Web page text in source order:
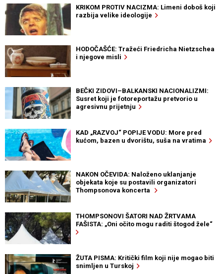
KRIKOM PROTIV NACIZMA: Limeni doboš koji
razbija velike ideologije
HODOČAŠĆE: Tražeći Friedricha Nietzschea
i njegove misli
BEČKI ZIDOVI–BALKANSKI NACIONALIZMI:
Susret koji je fotoreportažu pretvorio u
agresivnu prijetnju
KAD „RAZVOJ“ POPIJE VODU: More pred
kućom, bazen u dvorištu, suša na vratima
NAKON OČEVIDA: Naloženo uklanjanje
objekata koje su postavili organizatori
Thompsonova koncerta
THOMPSONOVI ŠATORI NAD ŽRTVAMA
FAŠISTA: „Oni očito mogu raditi štogod žele“
ŽUTA PISMA: Kritički film koji nije mogao biti
snimljen u Turskoj